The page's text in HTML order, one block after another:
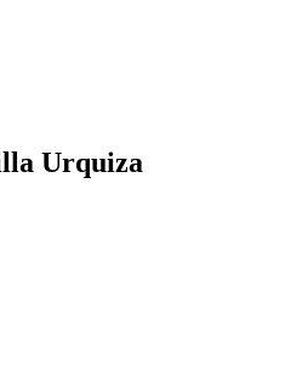
Urquiza